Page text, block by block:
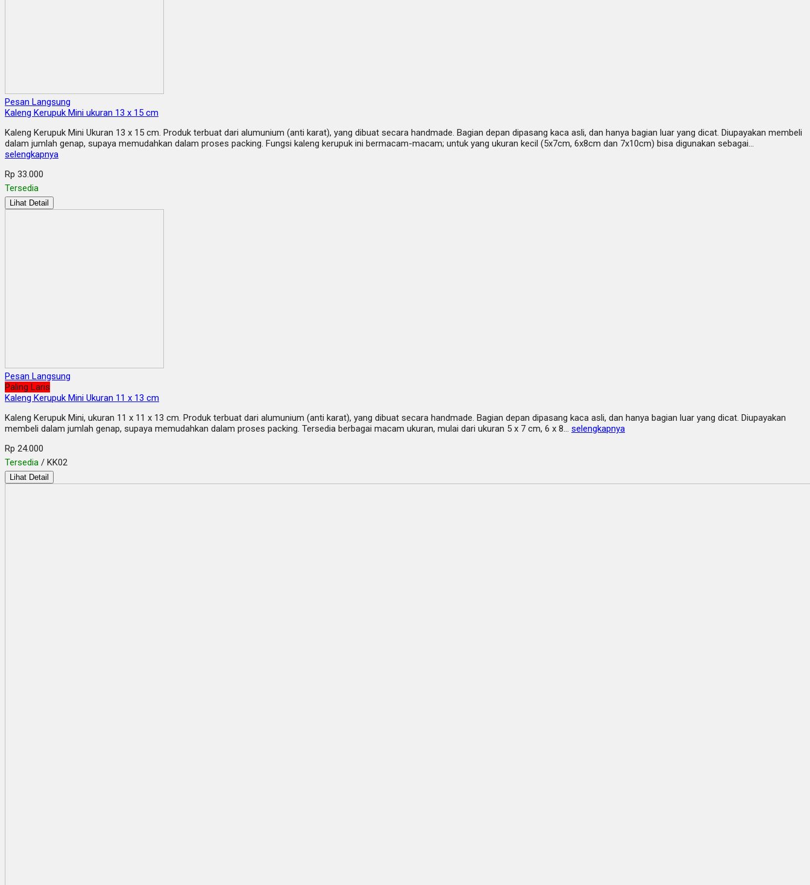
Pesan Langsung
Kaleng Kerupuk Mini ukuran 13 x 15 cm
Kaleng Kerupuk Mini Ukuran 13 x 15 cm. Produk terbuat dari alumunium (anti karat), yang dibuat secara handmade. Bagian depan dipasang kaca asli, dan hanya bagian luar yang dicat. Diupayakan membeli
dalam jumlah genap, supaya memudahkan dalam proses packing. Fungsi kaleng kerupuk ini bermacam-macam; untuk yang ukuran kecil (5x7cm, 6x8cm dan 7x10cm) bisa digunakan sebagai…
selengkapnya
Rp 33.000
Tersedia
Lihat Detail
Pesan Langsung
Paling Laris
Kaleng Kerupuk Mini Ukuran 11 x 13 cm
Kaleng Kerupuk Mini, ukuran 11 x 11 x 13 cm. Produk terbuat dari alumunium (anti karat), yang dibuat secara handmade. Bagian depan dipasang kaca asli, dan hanya bagian luar yang dicat. Diupayakan
membeli dalam jumlah genap, supaya memudahkan dalam proses packing. Tersedia berbagai macam ukuran, mulai dari ukuran 5 x 7 cm, 6 x 8… selengkapnya
Rp 24.000
Tersedia / KK02
Lihat Detail